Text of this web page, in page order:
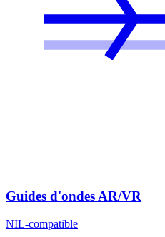
Guides d'ondes AR/VR
NIL-compatible